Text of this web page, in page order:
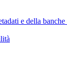
e della banche